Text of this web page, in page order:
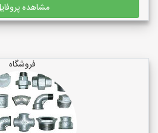
مشاهده
فروشگاه